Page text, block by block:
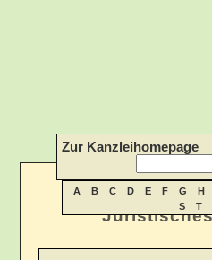
Zur Kanzleihomepage
A B C D E F G H
S
T